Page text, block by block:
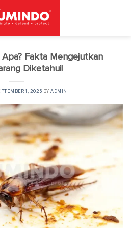
Fakta Mengejutkan
Diketahui!
1, 2025 BYADMIN